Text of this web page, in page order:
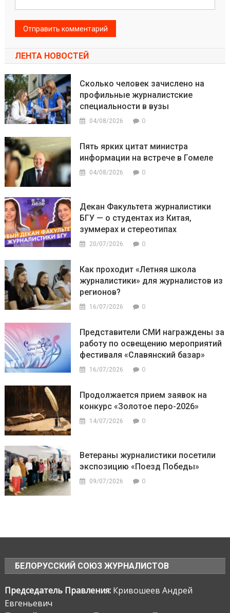
ЛЕНТА НОВОСТЕЙ
Сколько человек зачислено на
профильные журналистские
специальности в вузы
04/08/2026 0
Пять ярких цитат министра
информации на встрече в Гомеле
04/08/2026 0
Декан Факультета журналистики
БГУ — о студентах из Китая,
зуммерах и стереотипах
20/07/2026 0
Как проходит «Летняя школа
журналистики» для журналистов из
регионов?
16/07/2026 0
Представители СМИ награждены за
работу по освещению мероприятий
фестиваля «Славянский базар»
16/07/2026 0
Продолжается прием заявок на
конкурс «Золотое перо-2026»
14/07/2026 0
Ветераны журналистики посетили
экспозицию «Поезд Победы»
09/07/2026 0
БЕЛОРУССКИЙ СОЮЗ ЖУРНАЛИСТОВ
Председатель Правления: Кривошеев Андрей
Евгеньевич